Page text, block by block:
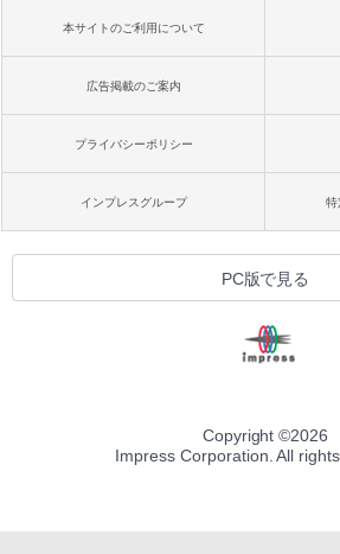
本サイトのご利用について
広告掲載のご案内
プライバシーポリシー
インプレスグループ 特
PC版で見る
Copyright ©2026
Impress Corporation. All